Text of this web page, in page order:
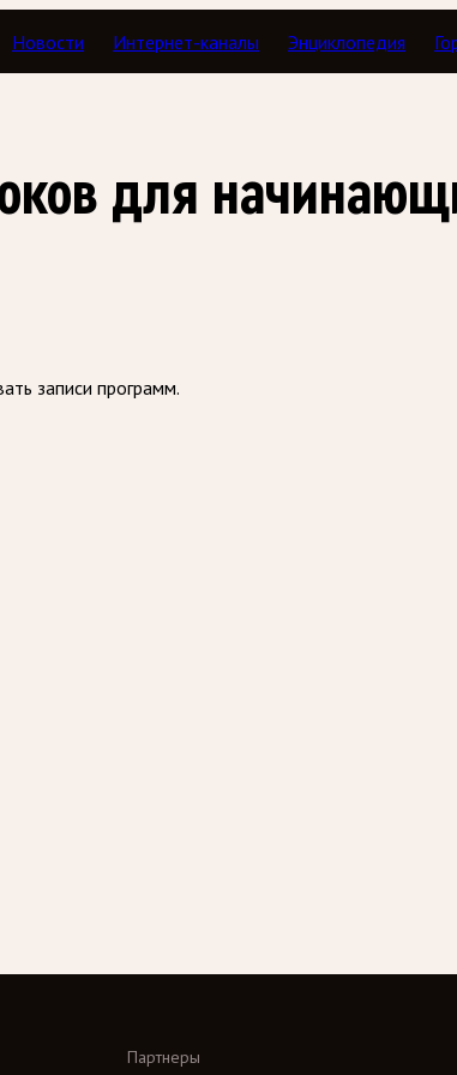
Новости Интернет-каналы Энциклопедия
для
записи программ.
Партнеры